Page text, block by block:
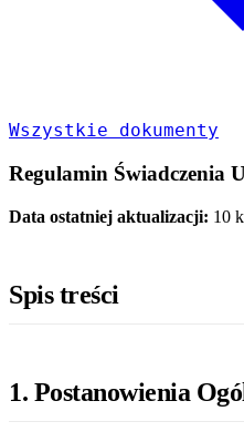
Wszystkie dokumenty
Regulamin Świadczenia
Data ostatniej aktualizacji: 10
Spis treści
1. Postanowienia